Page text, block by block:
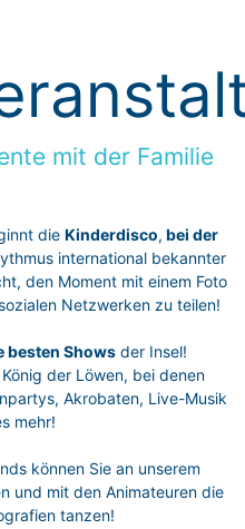
mit der Familie
die Kinderdisco, bei der
international bekannter
den Moment mit einem Foto
Netzwerken zu teilen!
besten Shows der Insel!
der Löwen, bei denen
Akrobaten, Live-Musik
mehr!
können Sie an unserem
und mit den Animateuren die
tanzen!